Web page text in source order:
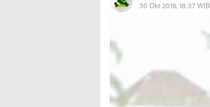
30 Okt 2019, 18:37 WIB